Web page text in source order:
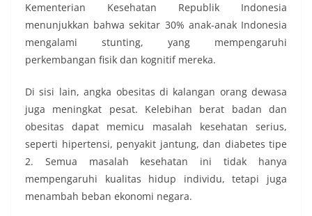
Kementerian Kesehatan Republik Indonesia
menunjukkan bahwa sekitar 30% anak-anak Indonesia
mengalami stunting, yang mempengaruhi
perkembangan fisik dan kognitif mereka.
Di sisi lain, angka obesitas di kalangan orang dewasa
juga meningkat pesat. Kelebihan berat badan dan
obesitas dapat memicu masalah kesehatan serius,
seperti hipertensi, penyakit jantung, dan diabetes tipe
2. Semua masalah kesehatan ini tidak hanya
mempengaruhi kualitas hidup individu, tetapi juga
menambah beban ekonomi negara.